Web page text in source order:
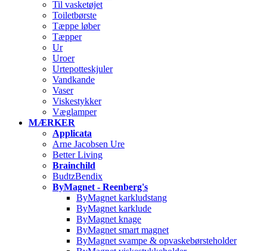
Til vasketøjet
Toiletbørste
Tæppe løber
Tæpper
Ur
Uroer
Urtepotteskjuler
Vandkande
Vaser
Viskestykker
Væglamper
MÆRKER
Applicata
Arne Jacobsen Ure
Better Living
Brainchild
BudtzBendix
ByMagnet - Reenberg's
ByMagnet karkludstang
ByMagnet karklude
ByMagnet knage
ByMagnet smart magnet
ByMagnet svampe & opvaskebørsteholder